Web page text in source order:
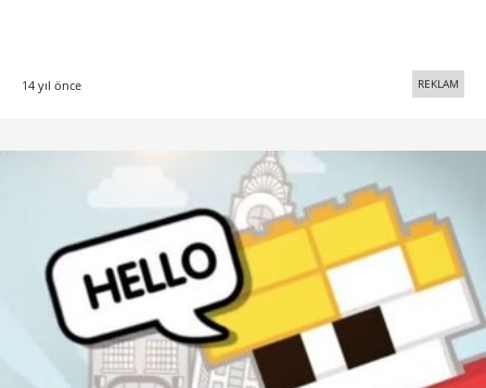
14 yıl önce REKLAM